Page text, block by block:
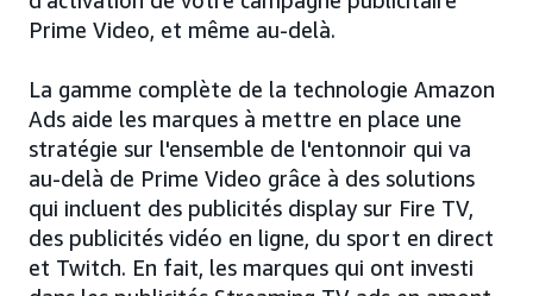
Prime Video, et même au-delà.
La gamme complète de la technologie Amazon
Ads aide les marques à mettre en place une
stratégie sur l'ensemble de l'entonnoir qui va
au-delà de Prime Video grâce à des solutions
qui incluent des publicités display sur Fire TV,
des publicités vidéo en ligne, du sport en direct
et Twitch. En fait, les marques qui ont investi